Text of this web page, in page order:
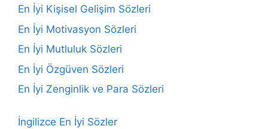
En İyi Kişisel Gelişim Sözleri
En İyi Motivasyon Sözleri
En İyi Mutluluk Sözleri
En İyi Özgüven Sözleri
En İyi Zenginlik ve Para Sözleri
İngilizce En İyi Sözler